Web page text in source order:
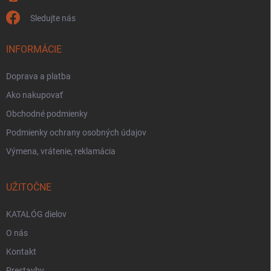
Sledujte nás
INFORMÁCIE
Doprava a platba
Ako nakupovať
Obchodné podmienky
Podmienky ochrany osobných údajov
Výmena, vrátenie, reklamácia
UŽITOČNE
KATALÓG dielov
O nás
Kontakt